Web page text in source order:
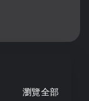
瀏覽全部